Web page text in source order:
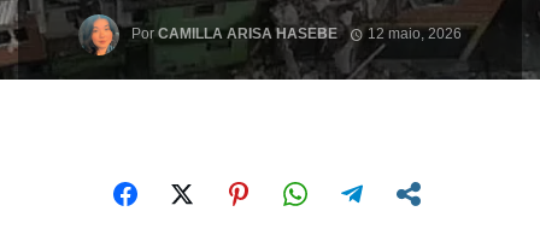
Por CAMILLA ARISA HASEBE 12 maio, 2026